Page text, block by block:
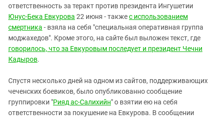
ответственность за теракт против президента Ингушетии
Юнус-Бека Евкурова 22 июня - такжес использованием
смертника - взяла на себя "специальная оперативная группа
моджахедов". Кроме этого, на сайте был выложен текст, где
говорилось, что за Евкуровым последует и президент Чечни
Кадыров.
Спустя несколько дней на одном из сайтов, поддерживающих
чеченских боевиков, было опубликованно сообщение
группировки "Рияд ас-Салихийн" о взятии ею на себя
ответственности за покушение на Евкурова. В сообщении